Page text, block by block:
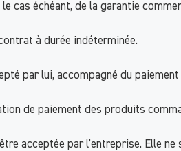
cas échéant, de la garantie
à durée indéterminée.
par lui, accompagné du paiement
de paiement des produits
acceptée par l’entreprise. Elle ne